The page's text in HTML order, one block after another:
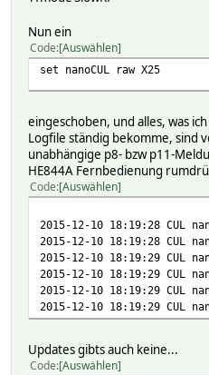
time: Sat Oct 24
hardware: 433gpio
pulse: 3
rawlen: 50
pulselen: 299
Raw code:
299 897 897 299 299 897
Nun ein
Code Auswählen
set nanoCUL raw X25
eingeschoben, und alles, was
Logfile ständig bekomme, sind
unabhängige p8- bzw p11-
HE844A Fernbedienung
Code Auswählen
2015-12-10 18:19:28 CUL
2015-12-10 18:19:28 CUL
2015-12-10 18:19:29 CUL
2015-12-10 18:19:29 CUL
2015-12-10 18:19:29 CUL
2015-12-10 18:19:29 CUL
Updates gibts auch keine...
Code Auswählen